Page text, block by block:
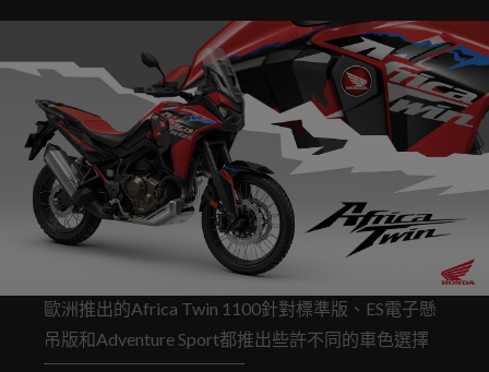
歐洲推出的Africa Twin 1100針對標準版、ES電子懸
吊版和Adventure Sport都推出些許不同的車色選擇